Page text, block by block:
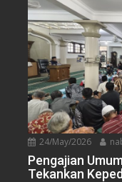
24/May/2026
Pengajian
Tekankan